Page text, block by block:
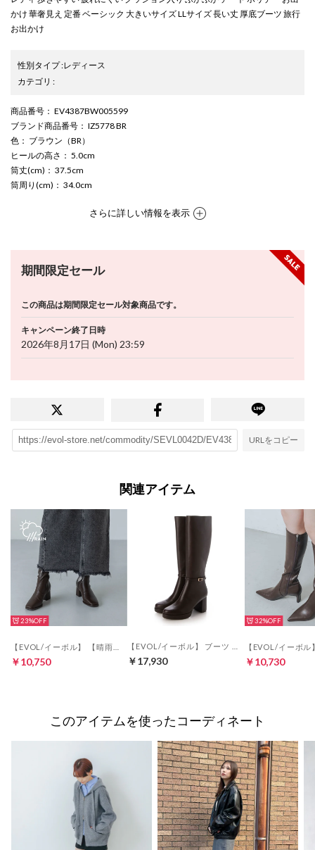
かけ 華奢見え 定番 ベーシック 大きいサイズ LLサイズ 長い丈 厚底ブーツ 旅行
お出かけ
性別タイプ:レディース
カテゴリ :
商品番号 ： EV4387BW005599
ブランド商品番号 ： IZ5778 BR
色 ： ブラウン（BR）
ヒールの高さ ： 5.0cm
筒丈(cm) ： 37.5cm
筒周り(cm) ： 34.0cm
さらに詳しい情報を表示
期間限定セール
この商品は期間限定セール対象商品です。
キャンペーン終了日時
2026年8月17日 (Mon) 23:59
URLをコピー
関連アイテム
23%
￥10,750 ￥17,930
32%
￥10,730
このアイテムを使ったコーディネート